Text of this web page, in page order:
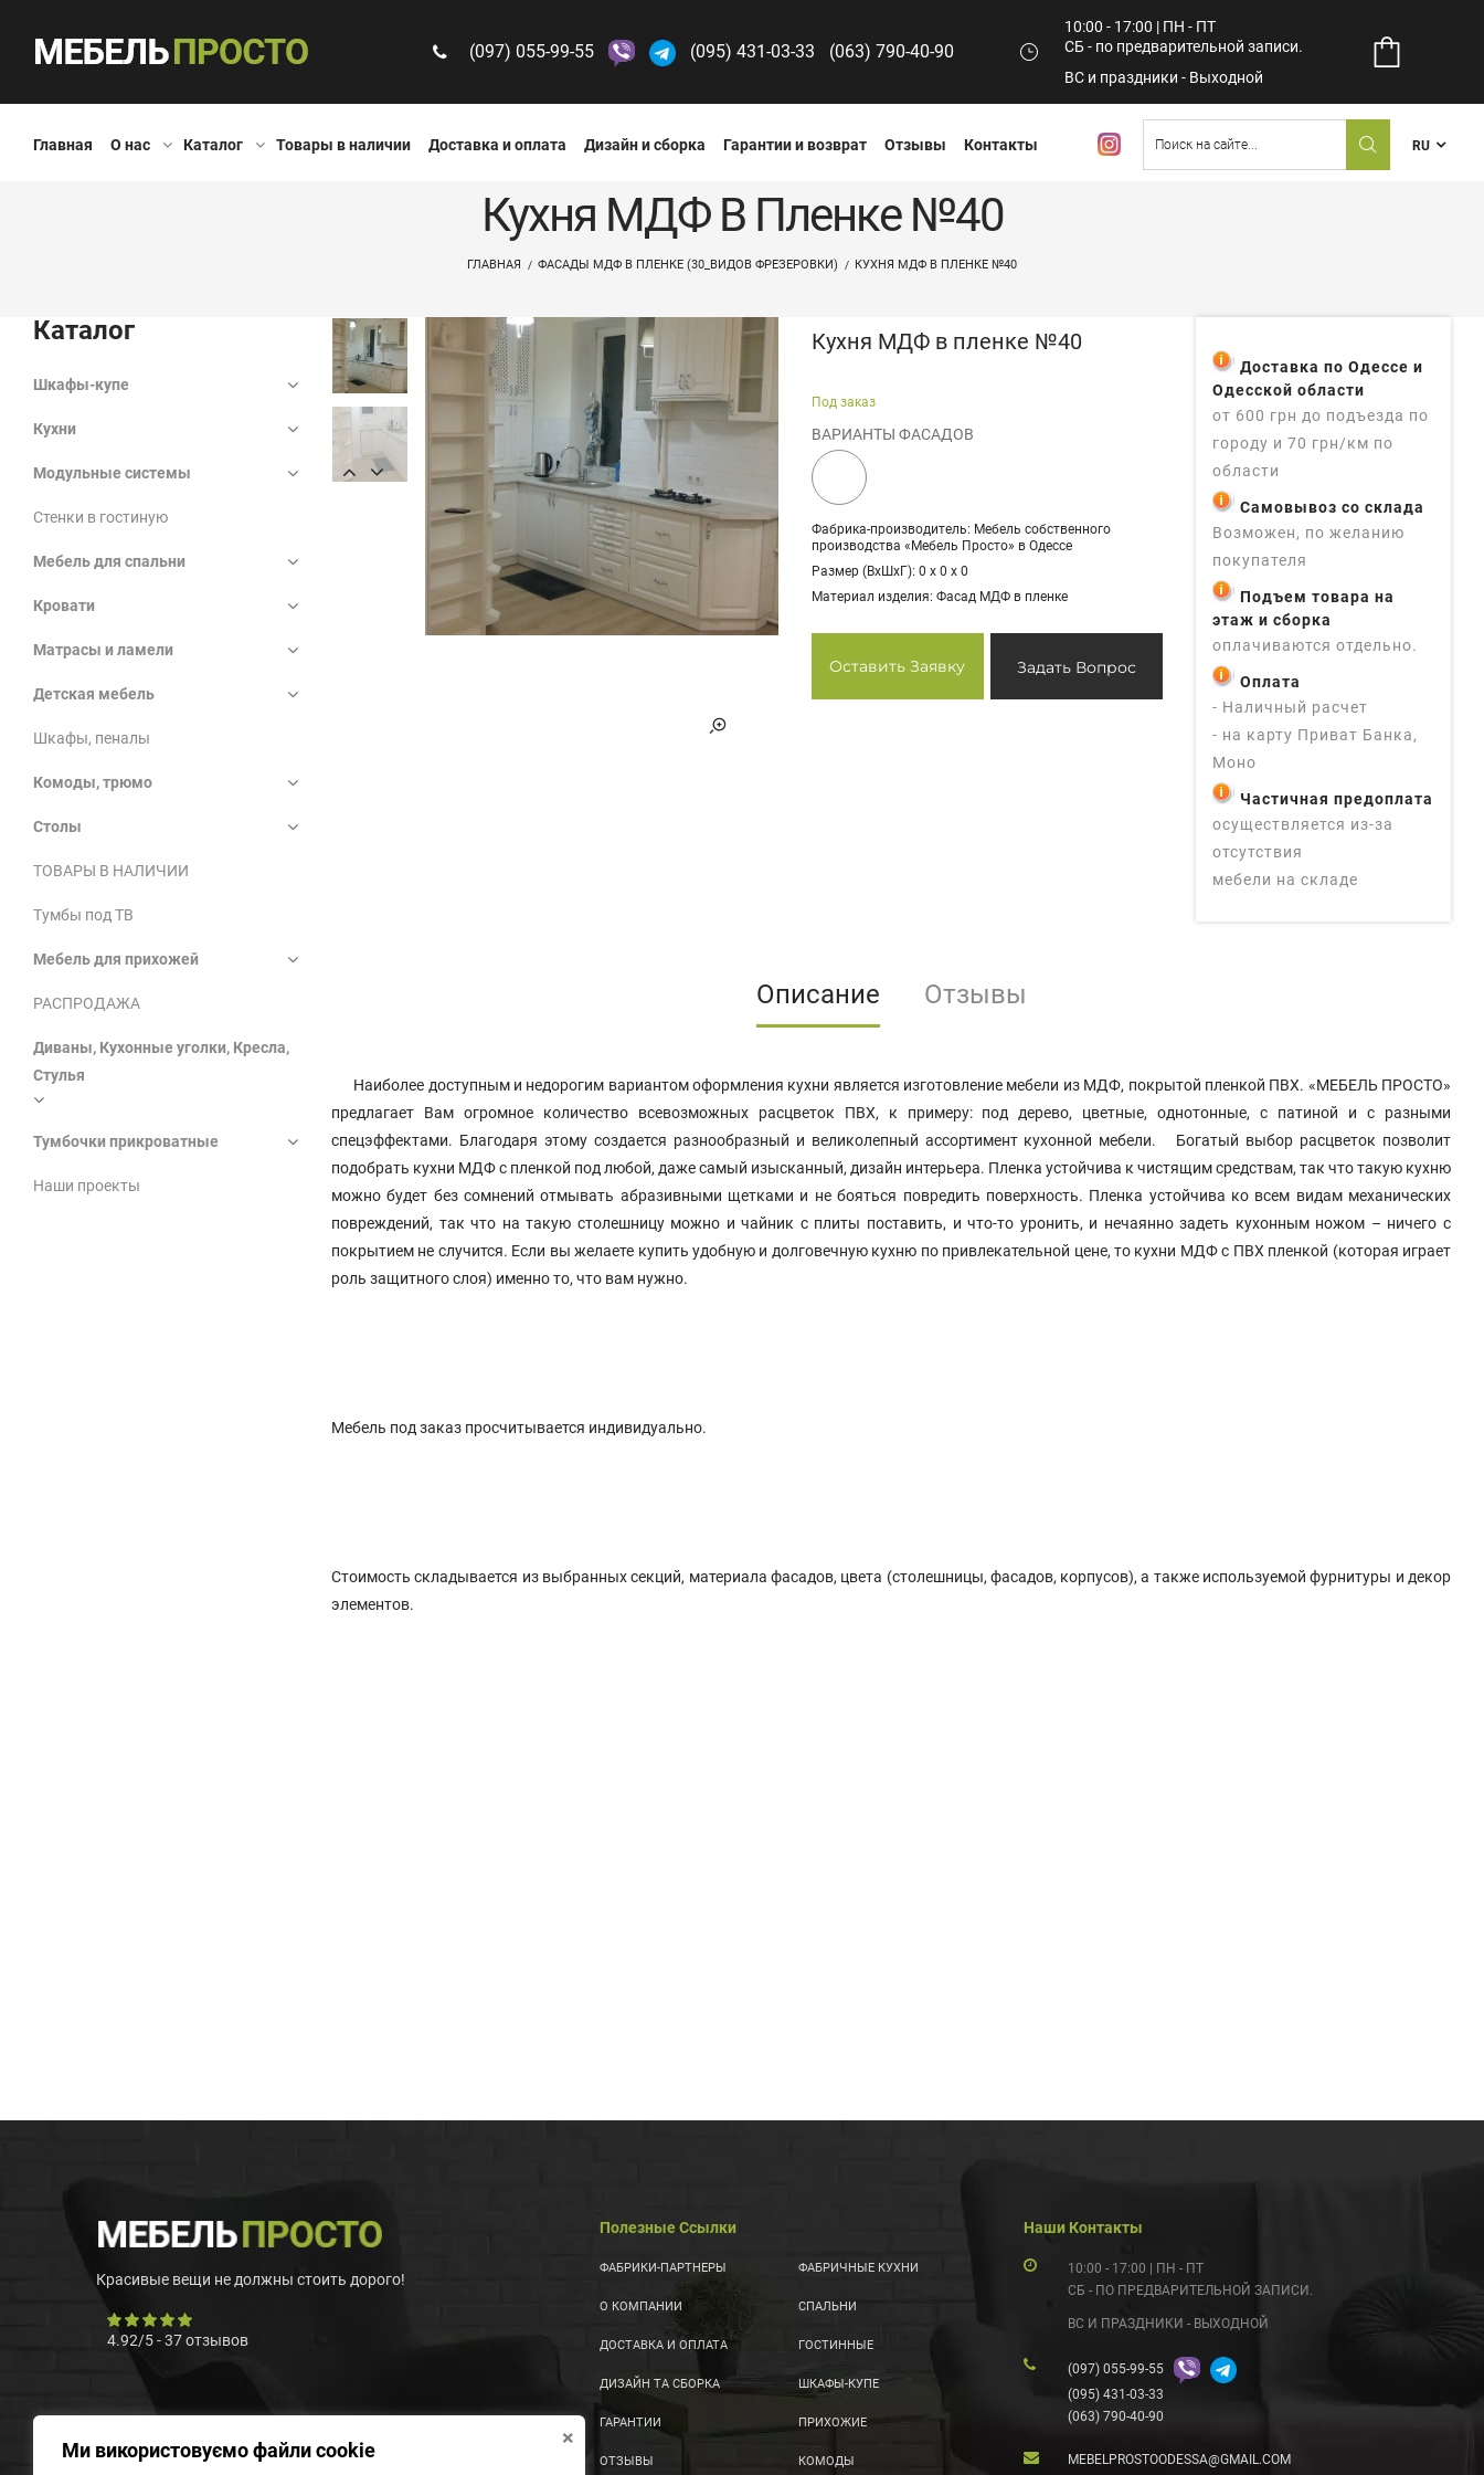
(097) 055-99-55 (095) 431-03-33 (063) 790-40-90
10:00 - 17:00 | ПН - ПТ
СБ - по предварительной записи.
ВС и праздники - Выходной
Главная О нас Каталог Товары в наличии Доставка и оплата Дизайн и сборка Гарантии и возврат Отзывы Контакты RU
Кухня МДФ В Пленке №40
ГЛАВНАЯ ФАСАДЫ МДФ В ПЛЕНКЕ (30_ВИДОВ ФРЕЗЕРОВКИ) КУХНЯ МДФ В ПЛЕНКЕ №40
Кухня МДФ в пленке №40
Под заказ
ВАРИАНТЫ ФАСАДОВ
Фабрика-производитель: Мебель собственного
производства «Мебель Просто» в Одессе
Размер (ВхШхГ): 0 х 0 х 0
Материал изделия: Фасад МДФ в пленке
Оставить Заявку Задать Вопрос
Доставка по Одессе и
Одесской области
от 600 грн до подъезда по
городу и 70 грн/км по
области
Самовывоз со склада
Возможен, по желанию
покупателя
Подъем товара на
этаж и сборка
оплачиваются отдельно.
Оплата
- Наличный расчет
- на карту Приват Банка,
Моно
Частичная предоплата
осуществляется из-за
отсутствия
мебели на складе
Описание Отзывы
Наиболее доступным и недорогим вариантом оформления кухни является изготовление мебели из МДФ, покрытой пленкой ПВХ. «МЕБЕЛЬ ПРОСТО»
предлагает Вам огромное количество всевозможных расцветок ПВХ, к примеру: под дерево, цветные, однотонные, с патиной и с разными
спецэффектами. Благодаря этому создается разнообразный и великолепный ассортимент кухонной мебели. Богатый выбор расцветок позволит
подобрать кухни МДФ с пленкой под любой, даже самый изысканный, дизайн интерьера. Пленка устойчива к чистящим средствам, так что такую кухню
можно будет без сомнений отмывать абразивными щетками и не бояться повредить поверхность. Пленка устойчива ко всем видам механических
повреждений, так что на такую столешницу можно и чайник с плиты поставить, и что-то уронить, и нечаянно задеть кухонным ножом – ничего с
покрытием не случится. Если вы желаете купить удобную и долговечную кухню по привлекательной цене, то кухни МДФ с ПВХ пленкой (которая играет
роль защитного слоя) именно то, что вам нужно.
Мебель под заказ просчитывается индивидуально.
Стоимость складывается из выбранных секций, материала фасадов, цвета (столешницы, фасадов, корпусов), а также используемой фурнитуры и декор
элементов.
Каталог
Шкафы-купе
Кухни
Модульные системы
Стенки в гостиную
Мебель для спальни
Кровати
Матрасы и ламели
Детская мебель
Шкафы, пеналы
Комоды, трюмо
Столы
ТОВАРЫ В НАЛИЧИИ
Тумбы под ТВ
Мебель для прихожей
РАСПРОДАЖА
Диваны, Кухонные уголки, Кресла,
Стулья
Тумбочки прикроватные
Наши проекты
Красивые вещи не должны стоить дорого!
4.92/5-37отзывов
Полезные Ссылки
ФАБРИКИ-ПАРТНЕРЫ
О КОМПАНИИ
ДОСТАВКА И ОПЛАТА
ДИЗАЙН ТА СБОРКА
ГАРАНТИИ
ОТЗЫВЫ
ФАБРИЧНЫЕ КУХНИ
СПАЛЬНИ
ГОСТИННЫЕ
ШКАФЫ-КУПЕ
ПРИХОЖИЕ
КОМОДЫ
Наши Контакты
10:00 - 17:00 | ПН - ПТ
СБ - ПО ПРЕДВАРИТЕЛЬНОЙ ЗАПИСИ.
ВС И ПРАЗДНИКИ - ВЫХОДНОЙ
(097) 055-99-55
(095) 431-03-33
(063) 790-40-90
MEBELPROSTOODESSA@GMAIL.COM
×
Ми використовуємо файли cookie